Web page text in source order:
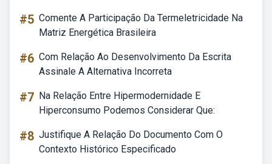
#5 Comente A Participação Da Termeletricidade Na
Matriz Energética Brasileira
#6 Com Relação Ao Desenvolvimento Da Escrita
Assinale A Alternativa Incorreta
#7 Na Relação Entre Hipermodernidade E
Hiperconsumo Podemos Considerar Que:
#8 Justifique A Relação Do Documento Com O
Contexto Histórico Especificado